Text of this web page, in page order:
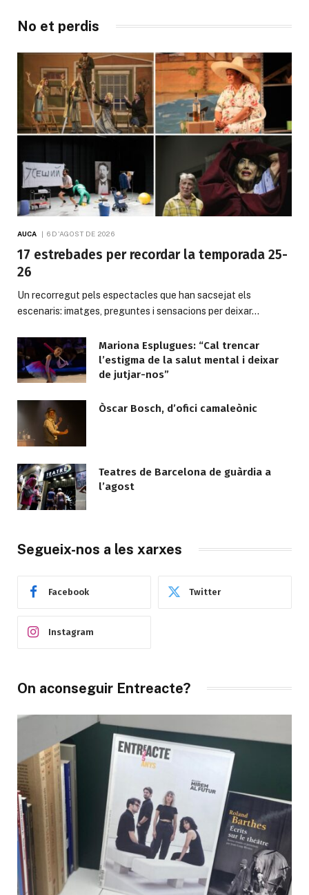
No et perdis
AUCA 6 D'AGOST DE 2026
17 estrebades per recordar la temporada 25-
26
Un recorregut pels espectacles que han sacsejat els
escenaris: imatges, preguntes i sensacions per deixar…
Mariona Esplugues: “Cal trencar
l’estigma de la salut mental i deixar
de jutjar-nos”
Òscar Bosch, d’ofici camaleònic
Teatres de Barcelona de guàrdia a
l’agost
Segueix-nos a les xarxes
Facebook Twitter
Instagram
On aconseguir Entreacte?